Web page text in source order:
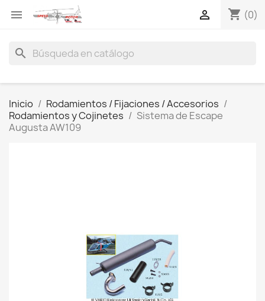
 shopping_cart (0)

search
Inicio
Rodamientos / Fijaciones / Accesorios
Rodamientos y Cojinetes
Sistema de Escape
Augusta AW109